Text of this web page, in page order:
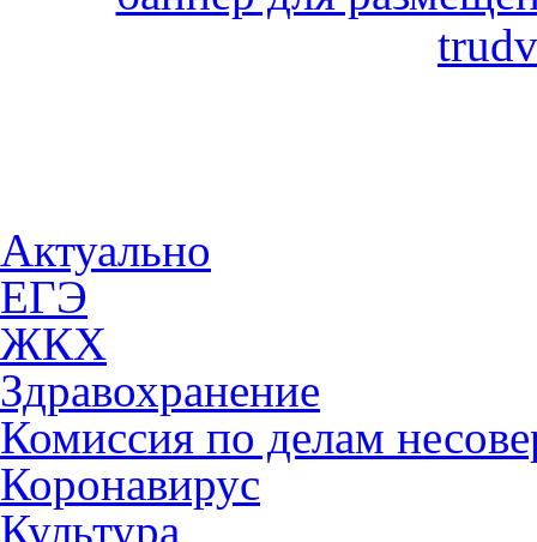
Актуально
ЕГЭ
ЖКХ
Здравохранение
Комиссия по делам
Коронавирус
Культура